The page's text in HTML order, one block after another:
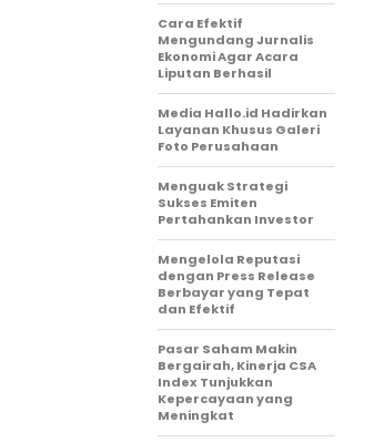
Cara Efektif
Mengundang Jurnalis
Ekonomi Agar Acara
Liputan Berhasil
Media Hallo.id Hadirkan
Layanan Khusus Galeri
Foto Perusahaan
Menguak Strategi
Sukses Emiten
Pertahankan Investor
Mengelola Reputasi
dengan Press Release
Berbayar yang Tepat
dan Efektif
Pasar Saham Makin
Bergairah, Kinerja CSA
Index Tunjukkan
Kepercayaan yang
Meningkat